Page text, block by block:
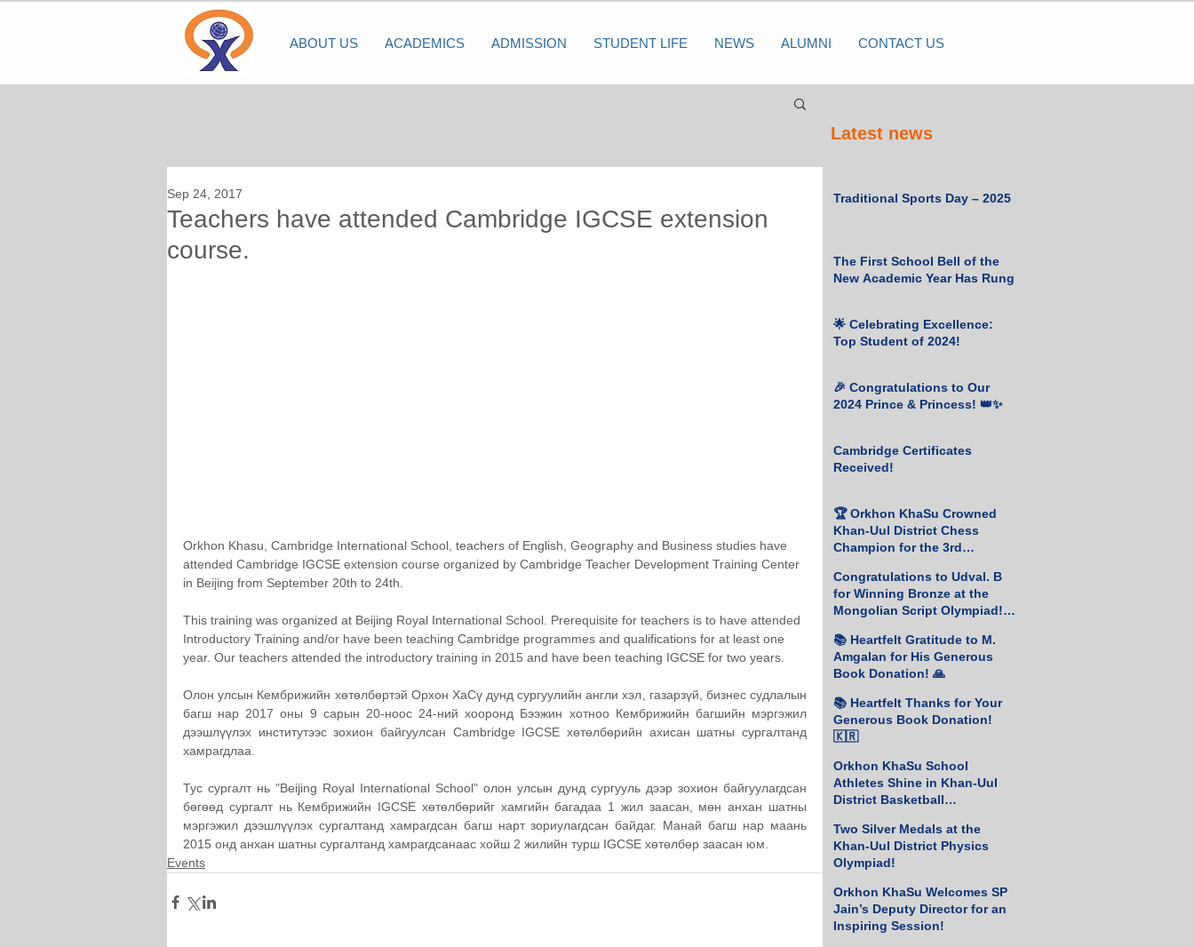
ABOUT US ACADEMICS ADMISSION STUDENT LIFE NEWS ALUMNI CONTACT US
Teachers have attended Cambridge IGCSE extension
course.
Sep 24, 2017
Orkhon Khasu, Cambridge International School, teachers of English, Geography and Business studies have
attended Cambridge IGCSE extension course organized by Cambridge Teacher Development Training Center
in Beijing from September 20th to 24th.
This training was organized at Beijing Royal International School. Prerequisite for teachers is to have attended
Introductory Training and/or have been teaching Cambridge programmes and qualifications for at least one
year. Our teachers attended the introductory training in 2015 and have been teaching IGCSE for two years.
Олон улсын Кембрижийн хөтөлбөртэй Орхон ХаСү дунд сургуулийн англи хэл, газарзүй, бизнес судлалын
багш нар 2017 оны 9 сарын 20-ноос 24-ний хооронд Бээжин хотноо Кембрижийн багшийн мэргэжил
дээшлүүлэх институтээс зохион байгуулсан Cambridge IGCSE хөтөлбөрийн ахисан шатны сургалтанд
хамрагдлаа.
Тус сургалт нь "Beijing Royal International School" олон улсын дунд сургууль дээр зохион байгуулагдсан
бөгөөд сургалт нь Кембрижийн IGCSE хөтөлбөрийг хамгийн багадаа 1 жил заасан, мөн анхан шатны
мэргэжил дээшлүүлэх сургалтанд хамрагдсан багш нарт зориулагдсан байдаг. Манай багш нар маань
2015 онд анхан шатны сургалтанд хамрагдсанаас хойш 2 жилийн турш IGCSE хөтөлбөр заасан юм.
Events
Latest news
Traditional Sports Day – 2025
The First School Bell of the
New Academic Year Has Rung
🌟 Celebrating Excellence:
Top Student of 2024!
🎉 Congratulations to Our
2024 Prince & Princess! 👑✨
Cambridge Certificates
Received!
🏆 Orkhon KhaSu Crowned
Khan-Uul District Chess
Champion for the 3rd
Congratulations to Udval. B
for Winning Bronze at the
Mongolian Script Olympiad!
📚 Heartfelt Gratitude to M.
Amgalan for His Generous
Book Donation! 🙏
📚 Heartfelt Thanks for Your
Generous Book Donation!
🇰🇷
Orkhon KhaSu School
Athletes Shine in Khan-Uul
District Basketball
Two Silver Medals at the
Khan-Uul District Physics
Olympiad!
Orkhon KhaSu Welcomes SP
Jain’s Deputy Director for an
Inspiring Session!